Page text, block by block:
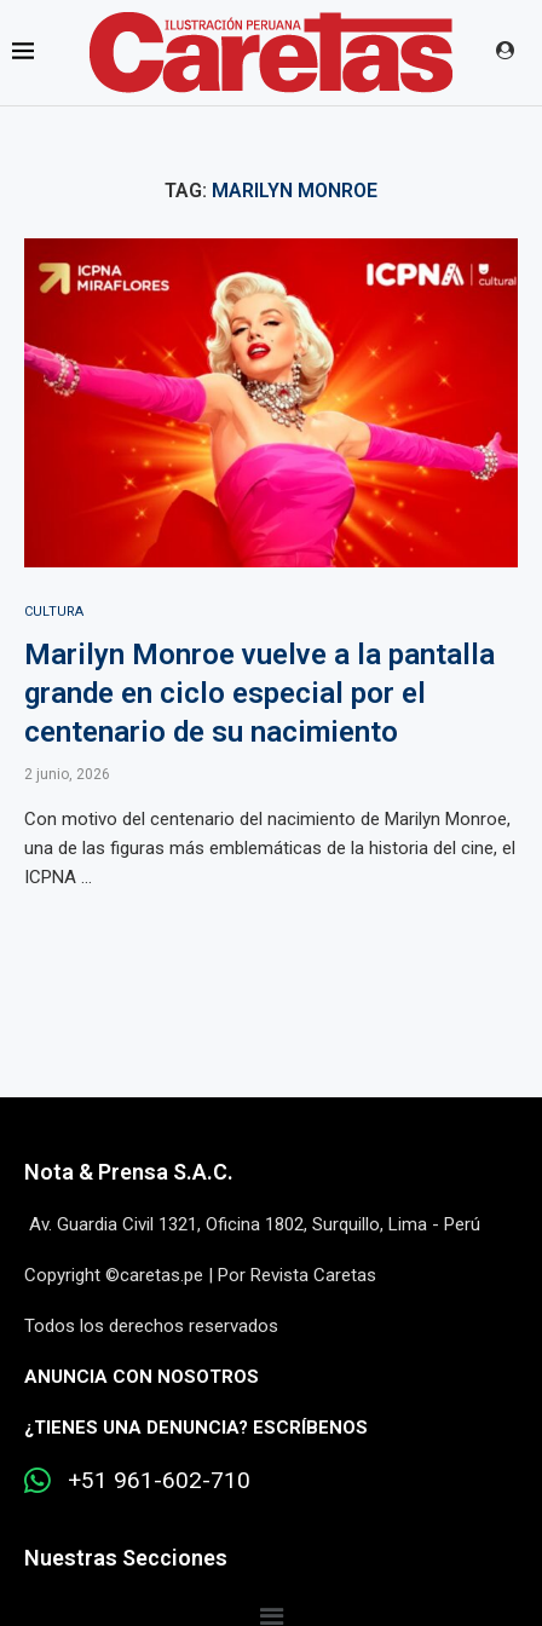
TAG: MARILYN MONROE
CULTURA
Marilyn Monroe vuelve a la pantalla
grande en ciclo especial por el
centenario de su nacimiento
2 junio, 2026
Con motivo del centenario del nacimiento de Marilyn Monroe,
una de las figuras más emblemáticas de la historia del cine, el
ICPNA ...
Nota & Prensa S.A.C.
Av. Guardia Civil 1321, Oficina 1802, Surquillo, Lima - Perú
Copyright ©caretas.pe | Por Revista Caretas
Todos los derechos reservados
ANUNCIA CON NOSOTROS
¿TIENES UNA DENUNCIA? ESCRÍBENOS
+51 961-602-710
Nuestras Secciones